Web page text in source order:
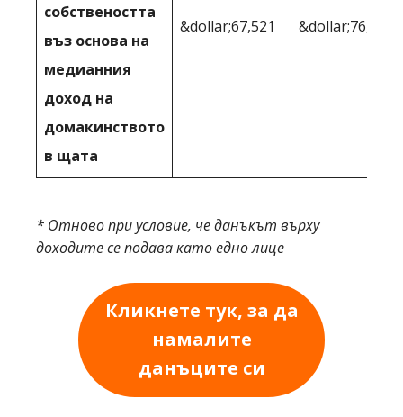
собствеността
въз основа на
медианния
доход на
домакинството
в щата
&dollar;67,521 &dollar;76,463
* Отново при условие, че данъкът върху
доходите се подава като едно лице
Кликнете тук, за да
намалите
данъците си